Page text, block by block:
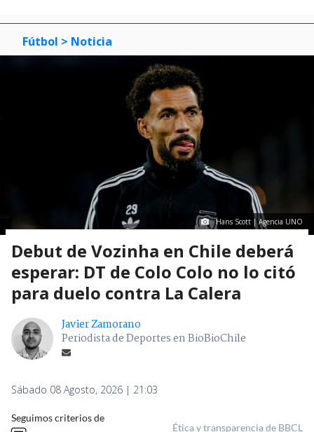
Fútbol > Noticia
Hans Scott | Agencia UNO
Debut de Vozinha en Chile deberá
esperar: DT de Colo Colo no lo citó
para duelo contra La Calera
Javier Zamorano
Periodista de Deportes en BioBioChile
Sábado 08 Agosto, 2026 | 21:03
Seguimos criterios de
Ética y transparencia de BBCL